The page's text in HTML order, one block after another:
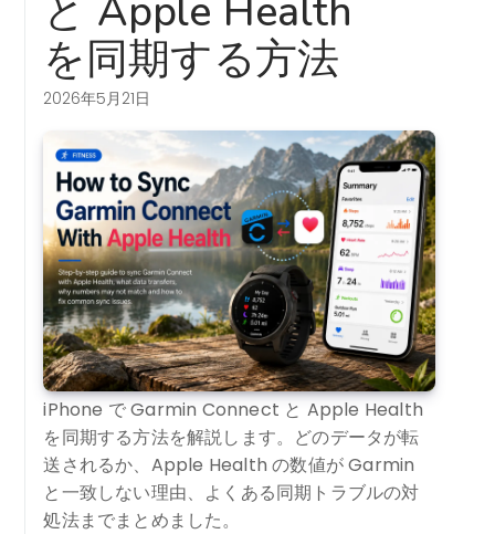
を同期する方法
2026年5月21日
iPhone で Garmin Connect と Apple Health
を同期する方法を解説します。どのデータが転
送されるか、Apple Health の数値が Garmin
と一致しない理由、よくある同期トラブルの対
処法までまとめました。